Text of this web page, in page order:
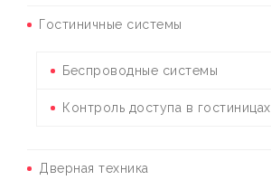
Гостиничные системы
Беспроводные системы
Контроль доступа в гостиницах
Дверная техника